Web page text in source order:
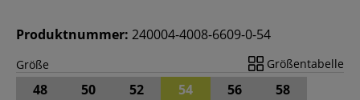
Produktnummer: 240004-4008-6609-0-54
Größe Größentabelle
48 50 52 54 56 58